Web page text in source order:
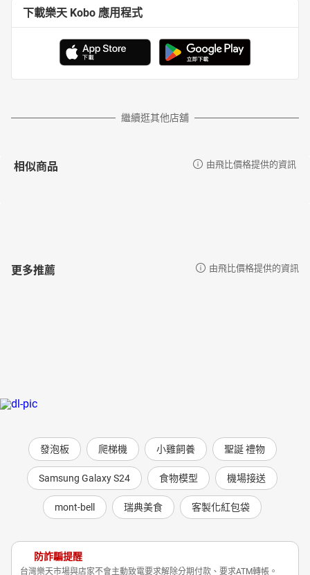
下載樂天 Kobo 應用程式
繼續逛其他店舖
相似商品 由飛比價格提供的資訊
更多推薦 由飛比價格提供的資訊
發泡板 爬梯機 小雞飼養 聖誕 禮物
Samsung Galaxy S24 食物模型 機場接送
mont-bell 瑞典美食 客製化紅包袋
防詐騙提醒
台灣樂天市場與店家不會主動致電要求解除分期付款、要求ATM轉帳。